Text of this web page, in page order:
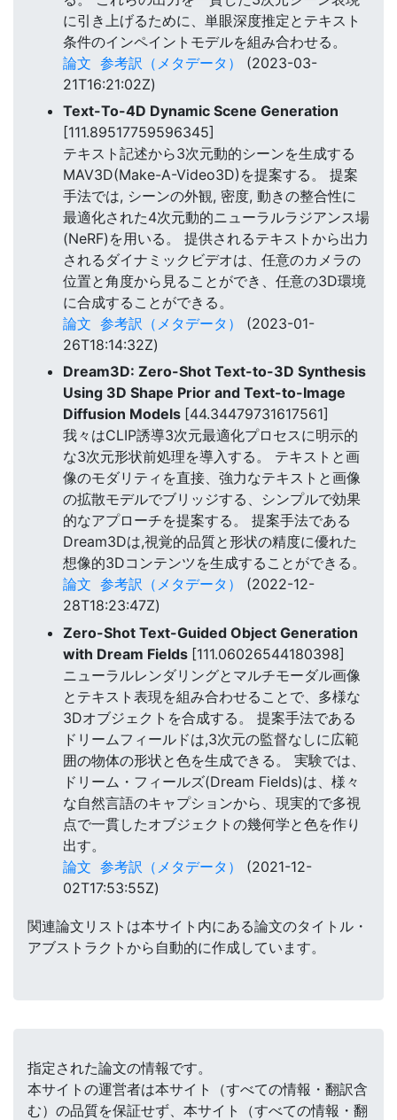
に引き上げるために、単眼深度推定とテキスト
条件のインペイントモデルを組み合わせる。
論文 参考訳（メタデータ）
(2023-03-
21T16:21:02Z)
Text-To-4D Dynamic Scene Generation
[111.89517759596345]
テキスト記述から3次元動的シーンを生成する
MAV3D(Make-A-Video3D)を提案する。 提案
手法では, シーンの外観, 密度, 動きの整合性に
最適化された4次元動的ニューラルラジアンス場
(NeRF)を用いる。 提供されるテキストから出力
されるダイナミックビデオは、任意のカメラの
位置と角度から見ることができ、任意の3D環境
に合成することができる。
論文 参考訳（メタデータ）
(2023-01-
26T18:14:32Z)
Dream3D: Zero-Shot Text-to-3D Synthesis
Using 3D Shape Prior and Text-to-Image
Diffusion Models [44.34479731617561]
我々はCLIP誘導3次元最適化プロセスに明示的
な3次元形状前処理を導入する。 テキストと画
像のモダリティを直接、強力なテキストと画像
の拡散モデルでブリッジする、シンプルで効果
的なアプローチを提案する。 提案手法である
Dream3Dは,視覚的品質と形状の精度に優れた
想像的3Dコンテンツを生成することができる。
論文 参考訳（メタデータ）
(2022-12-
28T18:23:47Z)
Zero-Shot Text-Guided Object Generation
with Dream Fields [111.06026544180398]
ニューラルレンダリングとマルチモーダル画像
とテキスト表現を組み合わせることで、多様な
3Dオブジェクトを合成する。 提案手法である
ドリームフィールドは,3次元の監督なしに広範
囲の物体の形状と色を生成できる。 実験では、
ドリーム・フィールズ(Dream Fields)は、様々
な自然言語のキャプションから、現実的で多視
点で一貫したオブジェクトの幾何学と色を作り
出す。
論文 参考訳（メタデータ）
(2021-12-
02T17:53:55Z)
関連論文リストは本サイト内にある論文のタイトル・
アブストラクトから自動的に作成しています。
指定された論文の情報です。
本サイトの運営者は本サイト（すべての情報・翻訳含
む）の品質を保証せず、本サイト（すべての情報・翻